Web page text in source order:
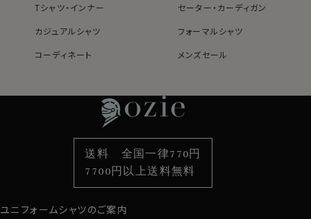
S-37～LL-43・3L-45･4L-47cm / トールM-88・L-90・
LL-90cm・全１２サイズにてご用意。(サイズ表C)
スポット商品につき再入荷はございませんのでご了承く
Tシャツ・インナー
セーター・カーディガン
カジュアルシャツ
フォーマルシャツ
コーディネート
メンズセール
袖・カフス型から選ぶ
色から選ぶ
柄から選ぶ
スタイルから選ぶ
カジュアルシャツ
定番シャツ
カフスボタン
サスペンダー
財布・名刺入れ
バッグ
ストール・マフラー
グローブ
ユニフォームシャツのご案内
送料 全国一律770円
7700円以上送料無料